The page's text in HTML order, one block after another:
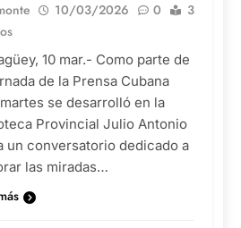
10/03/2026 0
3
10 mar.- Como parte de
de la Prensa Cubana
se desarrolló en la
Provincial Julio Antonio
un conversatorio dedicado a
las miradas…